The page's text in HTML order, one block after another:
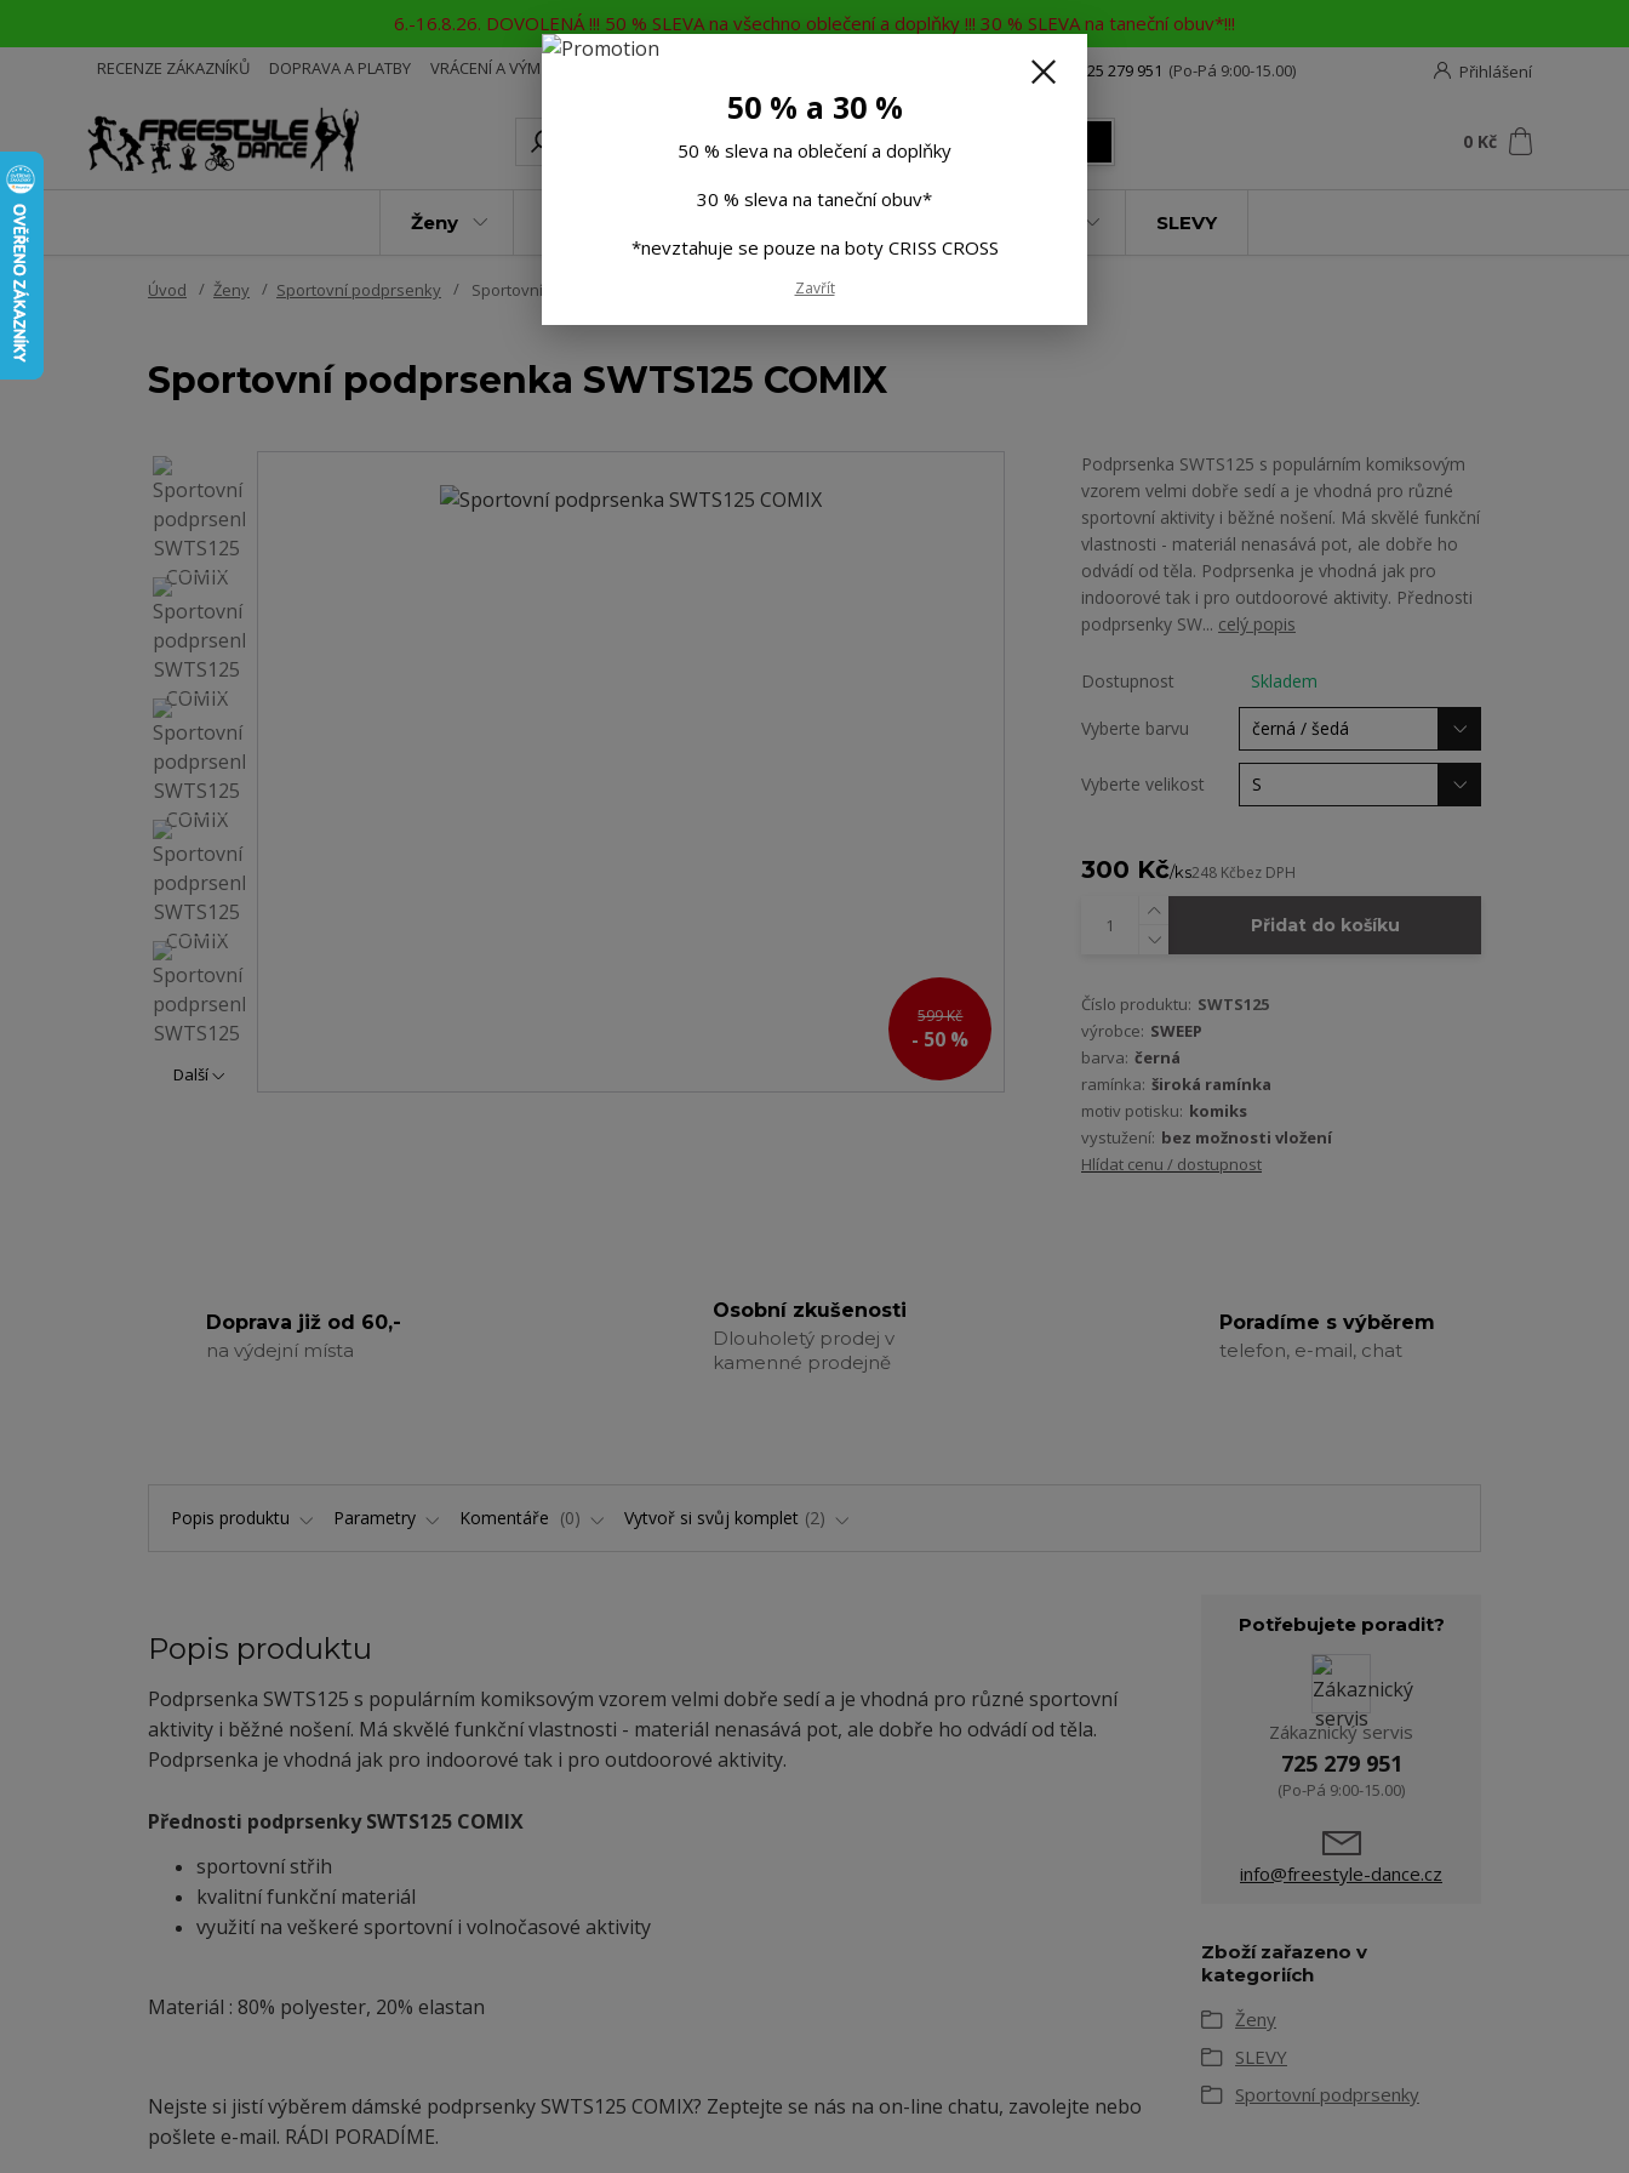
6.-16.8.26. DOVOLENÁ !!! 50 % SLEVA na všechno oblečení a doplňky !!! 30 % SLEVA na taneční obuv*!!!
RECENZE ZÁKAZNÍKŮ DOPRAVA A PLATBY VRÁCENÍ A VÝMĚNA Přihlášení
Rádi Vám poradíme 725 279 951 (Po-Pá 9:00-15.00)
0 Kč
Ženy SLEVY
Úvod Ženy Sportovní podprsenky Sportovní podprsenka SWTS125 COMIX
Sportovní podprsenka SWTS125 COMIX
599 Kč
- 50 %
Další
Podprsenka SWTS125 s populárním komiksovým
vzorem velmi dobře sedí a je vhodná pro různé
sportovní aktivity i běžné nošení. Má skvělé funkční
vlastnosti - materiál nenasává pot, ale dobře ho
odvádí od těla. Podprsenka je vhodná jak pro
indoorové tak i pro outdoorové aktivity. Přednosti
podprsenky SW... celý popis
Dostupnost Skladem
Vyberte barvu
Vyberte velikost
300 Kč/ks248 Kčbez DPH
Přidat do košíku
Číslo produktu: SWTS125
výrobce: SWEEP
barva: černá
ramínka: široká ramínka
motiv potisku: komiks
vystužení: bez možnosti vložení
Hlídat cenu / dostupnost
Doprava již od 60,-
na výdejní místa
Osobní zkušenosti
Dlouholetý prodej v
kamenné prodejně
Poradíme s výběrem
telefon, e-mail, chat
Popis produktu Parametry Komentáře 0 Vytvoř si svůj komplet 2
Popis produktu
Podprsenka SWTS125 s populárním komiksovým vzorem velmi dobře sedí a je vhodná pro různé sportovní
aktivity i běžné nošení. Má skvělé funkční vlastnosti - materiál nenasává pot, ale dobře ho odvádí od těla.
Podprsenka je vhodná jak pro indoorové tak i pro outdoorové aktivity.
Přednosti podprsenky SWTS125 COMIX
sportovní střih
kvalitní funkční materiál
využití na veškeré sportovní i volnočasové aktivity
Materiál : 80% polyester, 20% elastan
Nejste si jistí výběrem dámské podprsenky SWTS125 COMIX? Zeptejte se nás na on-line chatu, zavolejte nebo
pošlete e-mail. RÁDI PORADÍME.
Potřebujete poradit?
Zákaznický servis
725 279 951
(Po-Pá 9:00-15.00)
info@freestyle-dance.cz
Zboží zařazeno v
kategoriích
Ženy
SLEVY
Sportovní podprsenky
50 % a 30 %
50 % sleva na oblečení a doplňky
30 % sleva na taneční obuv*
*nevztahuje se pouze na boty CRISS CROSS
Zavřít